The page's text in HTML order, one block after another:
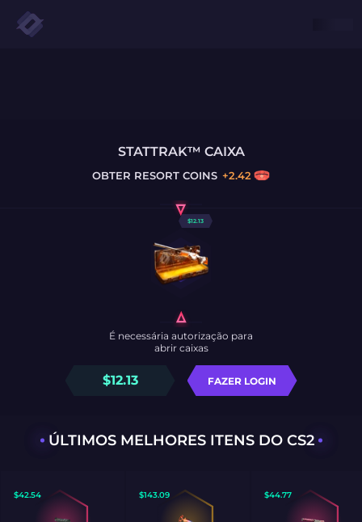
STATTRAK™ CAIXA
OBTER RESORT COINS +2.42
$12.13
$12.13 FAZER LOGIN
É necessária autorização para
abrir caixas
ÚLTIMOS MELHORES ITENS DO CS2
$42.54 $143.09 $44.77